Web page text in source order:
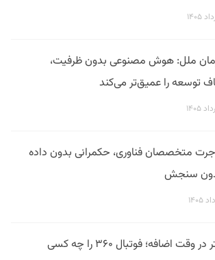
ملل: هوش مصنوعی بدون ظرفیت،
توسعه را عمیق‌تر می‌کند
متخصصان فناوری، حکمرانی بدون داده
سنجش
فیلتر در وقت اضافه؛ فوتبال ۳۶۰ را چه کسی